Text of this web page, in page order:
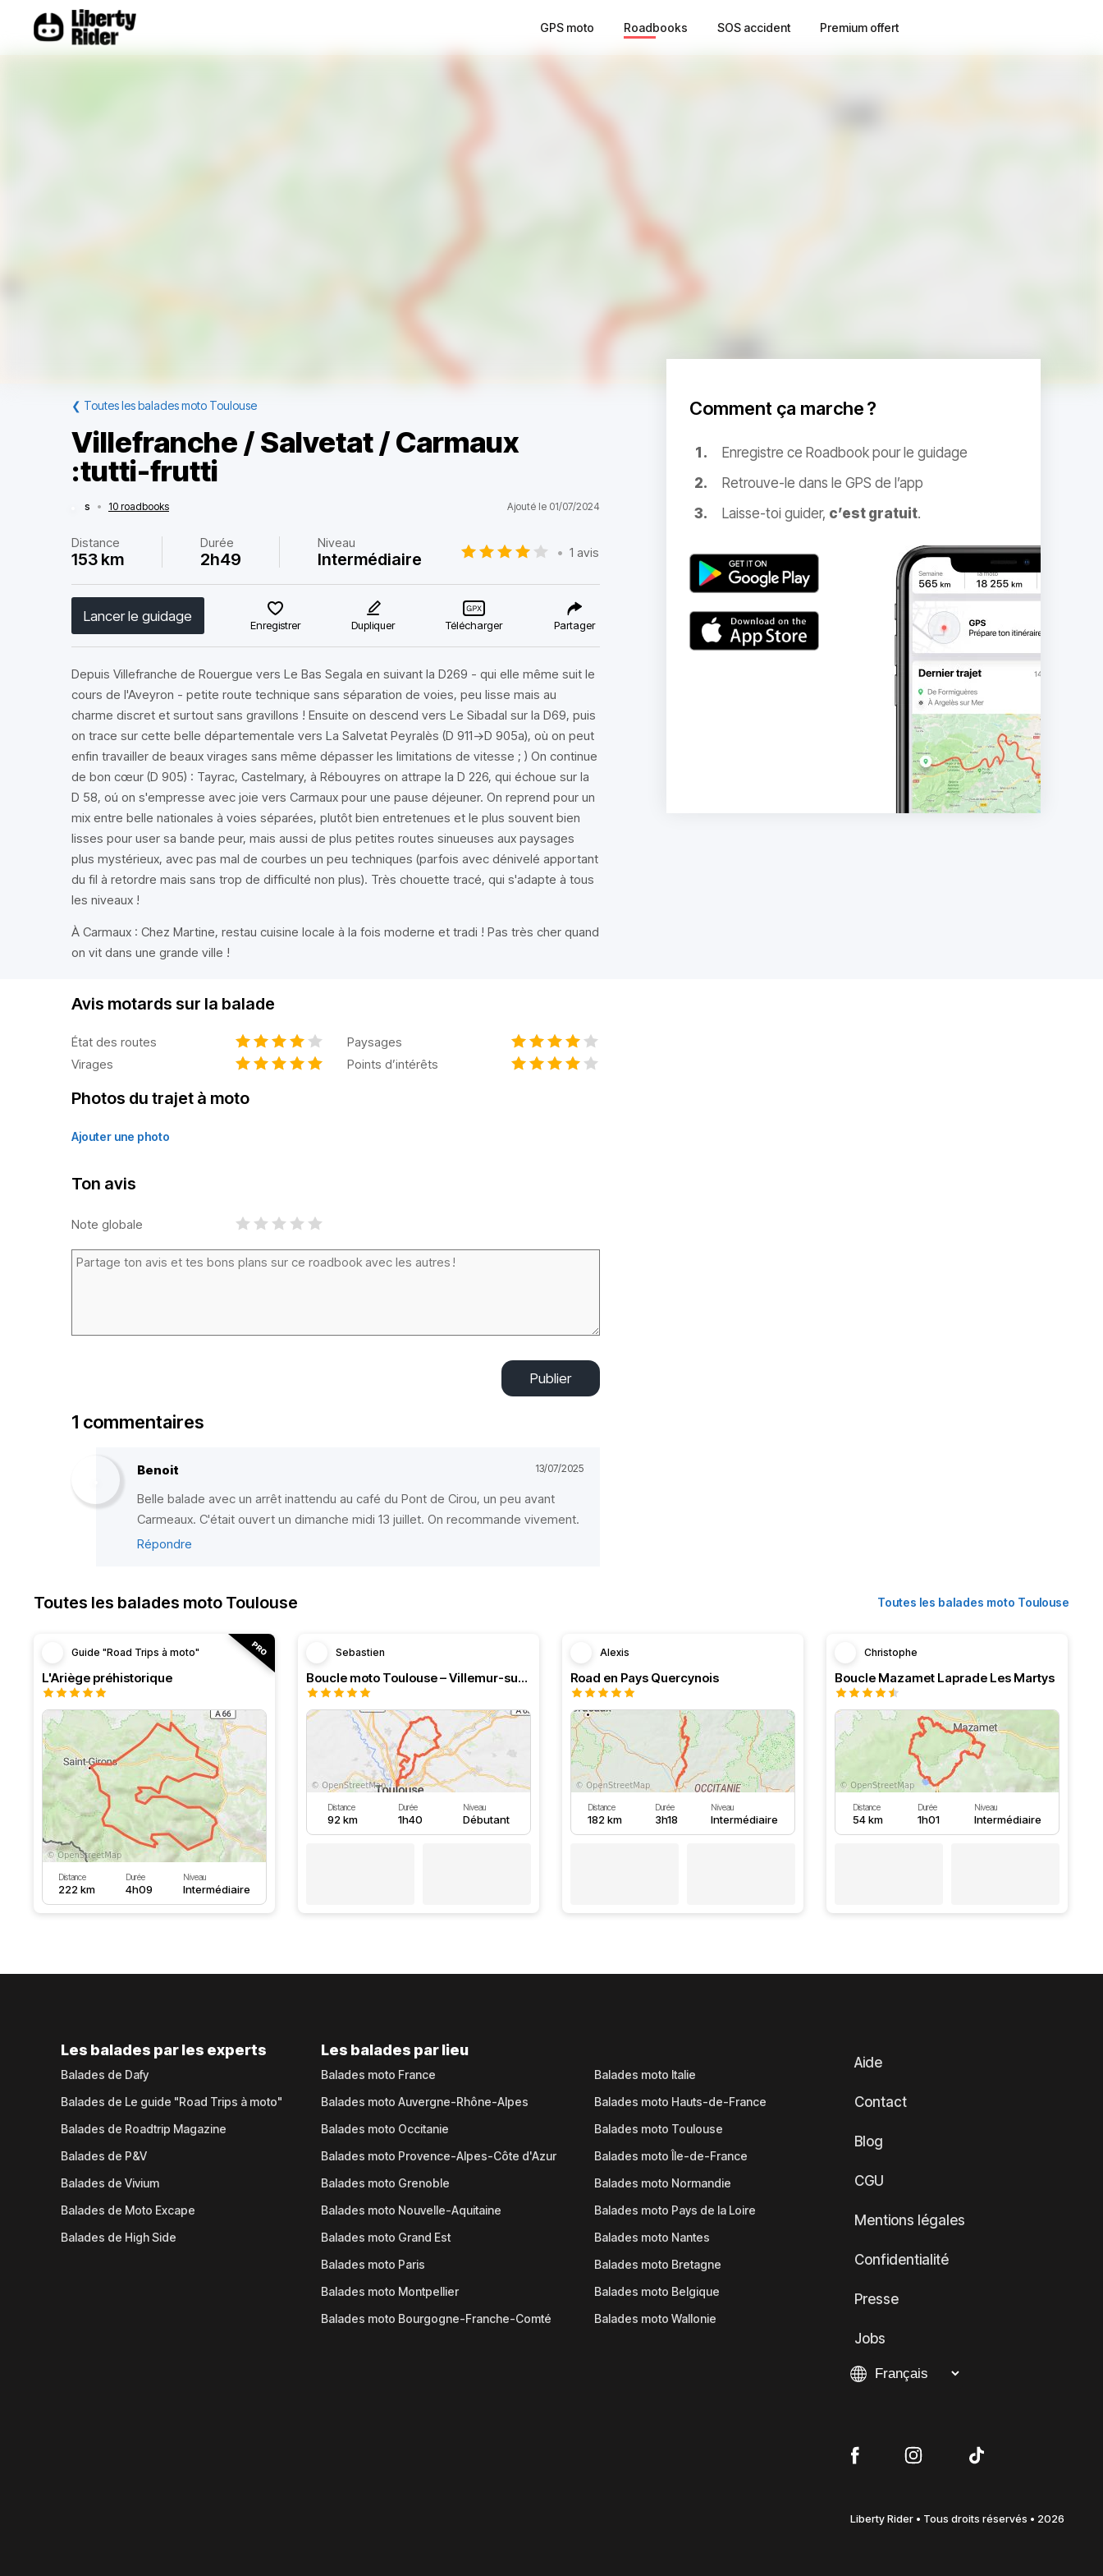
GPS moto Roadbooks SOS accident Premium offert
❮ Toutes les balades moto Toulouse
Villefranche / Salvetat / Carmaux
:tutti-frutti
s • 10 roadbooks Ajouté le 01/07/2024
Distance
153 km
Durée
2h49
Niveau
Intermédiaire • 1 avis
Lancer le guidage
Enregistrer Dupliquer Télécharger Partager
Depuis Villefranche de Rouergue vers Le Bas Segala en suivant la D269 - qui elle même suit le
cours de l'Aveyron - petite route technique sans séparation de voies, peu lisse mais au
charme discret et surtout sans gravillons ! Ensuite on descend vers Le Sibadal sur la D69, puis
on trace sur cette belle départementale vers La Salvetat Peyralès (D 911->D 905a), où on peut
enfin travailler de beaux virages sans même dépasser les limitations de vitesse ; ) On continue
de bon cœur (D 905) : Tayrac, Castelmary, à Rébouyres on attrape la D 226, qui échoue sur la
D 58, oú on s'empresse avec joie vers Carmaux pour une pause déjeuner. On reprend pour un
mix entre belle nationales à voies séparées, plutôt bien entretenues et le plus souvent bien
lisses pour user sa bande peur, mais aussi de plus petites routes sinueuses aux paysages
plus mystérieux, avec pas mal de courbes un peu techniques (parfois avec dénivelé apportant
du fil à retordre mais sans trop de difficulté non plus). Très chouette tracé, qui s'adapte à tous
les niveaux !
À Carmaux : Chez Martine, restau cuisine locale à la fois moderne et tradi ! Pas très cher quand
on vit dans une grande ville !
Comment ça marche ?
Enregistre ce Roadbook pour le guidage
Retrouve-le dans le GPS de l’app
Laisse-toi guider, c’est gratuit.
Avis motards sur la balade
État des routes
Paysages
Virages
Points d’intérêts
Photos du trajet à moto
Ajouter une photo
Ton avis
Note globale
Publier
1 commentaires
Benoit 13/07/2025
Belle balade avec un arrêt inattendu au café du Pont de Cirou, un peu avant
Carmeaux. C'était ouvert un dimanche midi 13 juillet. On recommande vivement.
Répondre
Toutes les balades moto Toulouse Toutes les balades moto Toulouse
Guide "Road Trips à moto"
L'Ariège préhistorique
Distance
222 km
Durée
4h09
Niveau
Intermédiaire
Sebastien
Boucle moto Toulouse – Villemur-sur-Tarn – Bessières
Distance
92 km
Durée
1h40
Niveau
Débutant
Alexis
Road en Pays Quercynois
Distance
182 km
Durée
3h18
Niveau
Intermédiaire
Christophe
Boucle Mazamet Laprade Les Martys
Distance
54 km
Durée
1h01
Niveau
Intermédiaire
Les balades par les experts
Balades de Dafy
Balades de Le guide "Road Trips à moto"
Balades de Roadtrip Magazine
Balades de P&V
Balades de Vivium
Balades de Moto Excape
Balades de High Side
Les balades par lieu
Balades moto France
Balades moto Auvergne-Rhône-Alpes
Balades moto Occitanie
Balades moto Provence-Alpes-Côte d'Azur
Balades moto Grenoble
Balades moto Nouvelle-Aquitaine
Balades moto Grand Est
Balades moto Paris
Balades moto Montpellier
Balades moto Bourgogne-Franche-Comté
Balades moto Italie
Balades moto Hauts-de-France
Balades moto Toulouse
Balades moto Île-de-France
Balades moto Normandie
Balades moto Pays de la Loire
Balades moto Nantes
Balades moto Bretagne
Balades moto Belgique
Balades moto Wallonie
Aide
Contact
Blog
CGU
Mentions légales
Confidentialité
Presse
Jobs
Liberty Rider • Tous droits réservés • 2026